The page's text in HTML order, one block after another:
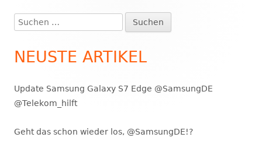
Haupt-
Seitenleiste
Suchen
nach:
NEUSTE ARTIKEL
Update Samsung Galaxy S7 Edge @SamsungDE
@Telekom_hilft
Geht das schon wieder los, @SamsungDE!?